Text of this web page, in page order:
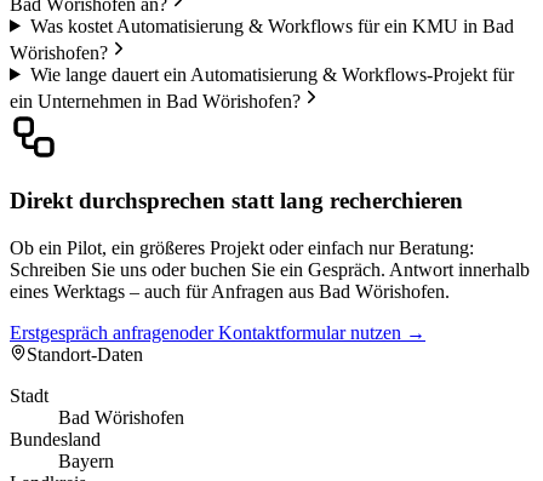
Was kostet Automatisierung & Workflows für ein KMU in Bad
Wörishofen?
Wie lange dauert ein Automatisierung & Workflows-Projekt für
ein Unternehmen in Bad Wörishofen?
Direkt durchsprechen statt lang recherchieren
Ob ein Pilot, ein größeres Projekt oder einfach nur Beratung:
Schreiben Sie uns oder buchen Sie ein Gespräch. Antwort innerhalb
eines Werktags – auch für Anfragen aus Bad Wörishofen.
Erstgespräch anfragenoder Kontaktformular nutzen →
Standort-Daten
Stadt
Bad Wörishofen
Bundesland
Bayern